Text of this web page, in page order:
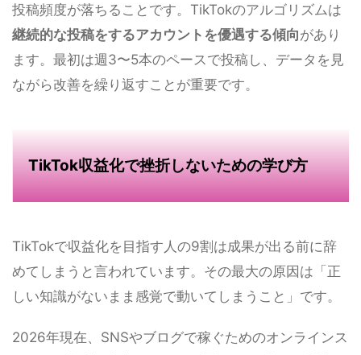
投稿頻度が落ちることです。TikTokのアルゴリズムは
継続的な投稿をするアカウントを優遇する傾向があり
ます。最初は週3〜5本のペースで投稿し、データを見
ながら改善を繰り返すことが重要です。
TikTok収益化で挫折しないための学び方
TikTokで収益化を目指す人の9割は成果が出る前に辞
めてしまうと言われています。その最大の原因は「正
しい知識がないまま感覚で動いてしまうこと」です。
2026年現在、SNSやブログで稼ぐためのオンラインス